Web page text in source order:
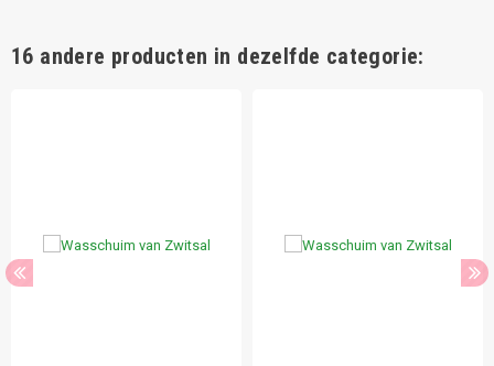
16 andere producten in dezelfde categorie: